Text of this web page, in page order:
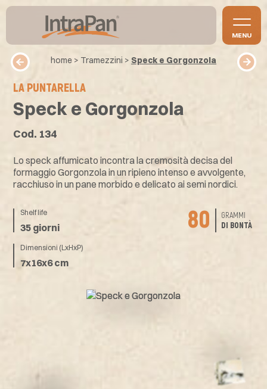
MENU
home > Tramezzini > Speck e Gorgonzola
LA PUNTARELLA
Speck e Gorgonzola
Cod. 134
Lo speck affumicato incontra la cremosità decisa del
formaggio Gorgonzola in un ripieno intenso e avvolgente,
racchiuso in un pane morbido e delicato ai semi nordici.
80
GRAMMI
DI BONTÀ
Shelf life
35 giorni
Dimensioni (LxHxP)
7x16x6 cm